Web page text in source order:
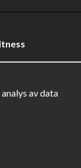
and training
av data